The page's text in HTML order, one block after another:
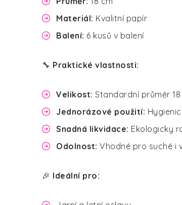
Materiál: Kvalitní papír
Balení: 6 kusů v balení
🔧 Praktické vlastnosti:
Velikost: Standardní průměr
Jednorázové použití:
Snadná likvidace: Ekologicky
Odolnost: Vhodné pro suché i
🎉 Ideální pro: